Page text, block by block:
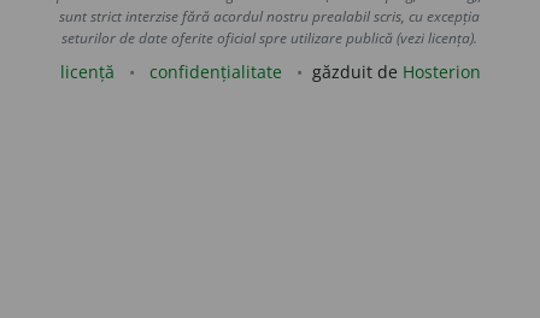
sunt strict interzise fără acordul nostru prealabil scris, cu excepția
seturilor de date oferite oficial spre utilizare publică (vezi licența).
licență confidențialitate găzduit de Hosterion